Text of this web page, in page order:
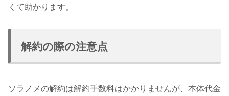
くて助かります。
解約の際の注意点
ソラノメの解約は解約手数料はかかりませんが、本体代金